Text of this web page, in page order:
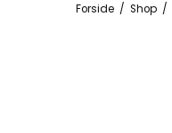
Forside / Shop /